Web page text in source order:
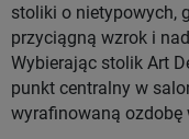
stoliki o nietypowych,
przyciągną wzrok i
Wybierając stolik Art
punkt centralny w
wyrafinowaną ozdobę